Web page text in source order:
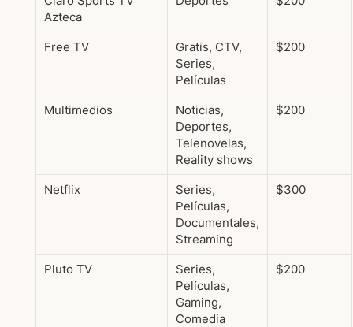
Azteca
Free TV
Gratis, CTV,
Series,
Películas
$200
Multimedios
Noticias,
Deportes,
Telenovelas,
Reality shows
$200
Netflix
Series,
Películas,
Documentales,
Streaming
$300
Pluto TV
Series,
Películas,
Gaming,
Comedia
$200